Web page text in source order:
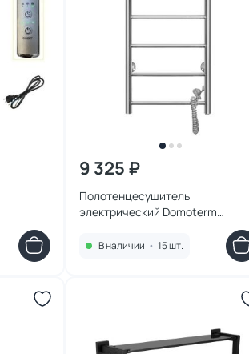
9 325 ₽
Полотенцесушитель
электрический Domoterm
Аврора DMT 109-6 40x80 EK R
В наличии • 15 шт.